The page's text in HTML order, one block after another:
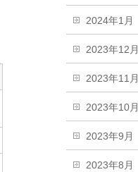
2024年1月
2023年12月
2023年11月
2023年10月
2023年9月
2023年8月